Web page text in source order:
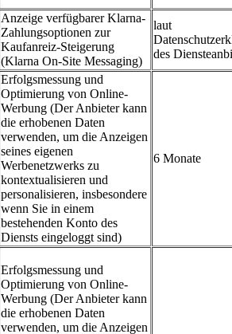
Anzeige verfügbarer Klarna-
Zahlungsoptionen zur
Kaufanreiz-Steigerung
(Klarna On‑Site Messaging)
laut
des
Erfolgsmessung und
Optimierung von Online-
Werbung (Der Anbieter kann
die erhobenen Daten
verwenden, um die Anzeigen
seines eigenen
Werbenetzwerks zu
kontextualisieren und
personalisieren, insbesondere
wenn Sie in einem
bestehenden Konto des
Diensts eingeloggt sind)
6 Monate
Erfolgsmessung und
Optimierung von Online-
Werbung (Der Anbieter kann
die erhobenen Daten
verwenden, um die Anzeigen